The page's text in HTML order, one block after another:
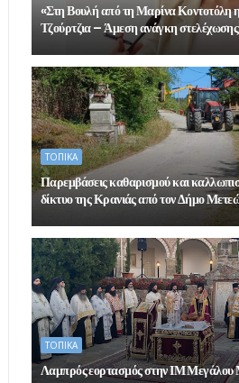
«Στη Βουλή από τη Μαρίνα Κοντοτόλη
Τζούρτζια – Άμεση ανάγκη στελέχωσης
ΤΟΠΙΚΑ
Παρεμβάσεις καθαρισμού και
δίκτυο της Κρανιάς από τον Δήμο
ΤΟΠΙΚΑ
Λαμπρός εορτασμός στην ΙΜ Μεγάλου